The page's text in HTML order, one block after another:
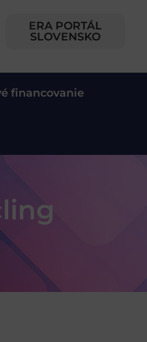
ERA PORTÁL
SLOVENSKO
financovanie